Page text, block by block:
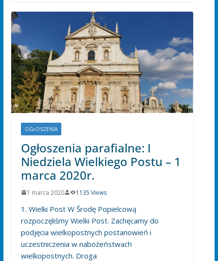
OGŁOSZENIA
Ogłoszenia parafialne: I
Niedziela Wielkiego Postu – 1
marca 2020r.
1 marca 2020 1135 Views
1. Wielki Post W Środę Popielcową
rozpoczęliśmy Wielki Post. Zachęcamy do
podjęcia wielkopostnych postanowień i
uczestniczenia w nabożeństwach
wielkopostnych. Droga